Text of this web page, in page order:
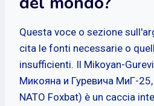
Questa voce o sezione
cita le fonti necessarie o
insufficienti. Il Mikoyan-
Микояна и Гуревича МиГ-
NATO Foxbat) è un caccia